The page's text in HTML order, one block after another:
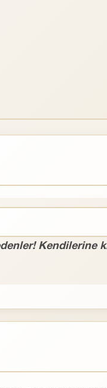
Kendilerine